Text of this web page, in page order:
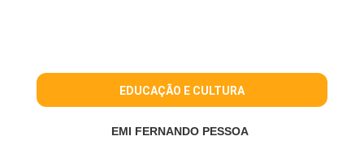
EDUCAÇÃO E CULTURA
EMI FERNANDO PESSOA